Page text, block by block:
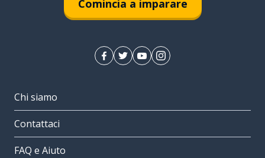
Comincia a imparare
Chi siamo
Contattaci
FAQ e Aiuto